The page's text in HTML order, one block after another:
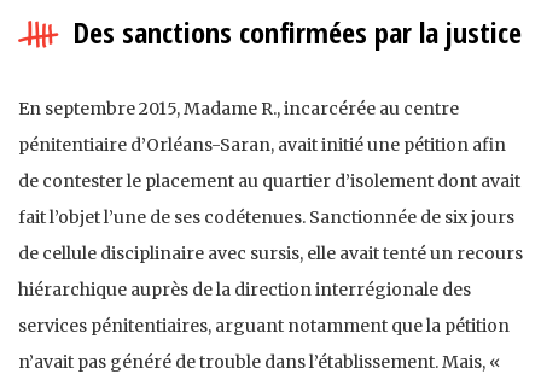
Des sanctions confirmées par la justice
En septembre 2015, Madame R., incarcérée au centre
pénitentiaire d’Orléans-Saran, avait initié une pétition afin
de contester le placement au quartier d’isolement dont avait
fait l’objet l’une de ses codétenues. Sanctionnée de six jours
de cellule disciplinaire avec sursis, elle avait tenté un recours
hiérarchique auprès de la direction interrégionale des
services pénitentiaires, arguant notamment que la pétition
n’avait pas généré de trouble dans l’établissement. Mais, «